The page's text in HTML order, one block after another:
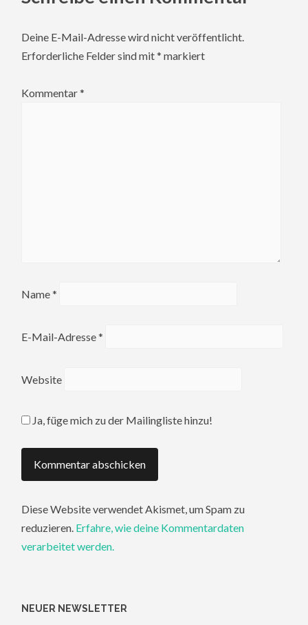
Deine E-Mail-Adresse wird nicht veröffentlicht.
Erforderliche Felder sind mit* markiert
Kommentar*
Name*
E-Mail-Adresse*
Website
Ja, füge mich zu der Mailingliste hinzu!
Diese Website verwendet Akismet, um Spam zu
reduzieren. Erfahre, wie deine Kommentardaten
verarbeitet werden.
NEUER NEWSLETTER